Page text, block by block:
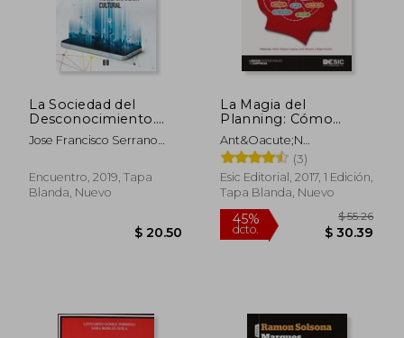
45%
dcto.
$ 138.56
$ 76.21
45%
dcto.
La Sociedad del
Desconocimiento.
Comunicacion
Posmoderna y
Jose Francisco Serrano
Encuentro, 2019, Tapa
Blanda, Nuevo
La Magia del
Planning: Cómo
Utilizar la
Planificación
Estratégica Para
Potenciar la Eficacia
de la Comunicación
Ant&Oacute;N
&Aacute;Lvarez Ruiz
(3)
Esic Editorial, 2017, 1 Edición,
Tapa Blanda, Nuevo